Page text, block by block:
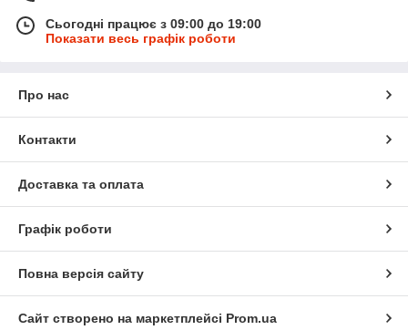
Сьогодні працює з 09:00 до 19:00
Показати весь графік роботи
Про нас
Контакти
Доставка та оплата
Графік роботи
Повна версія сайту
Сайт створено на маркетплейсі Prom.ua